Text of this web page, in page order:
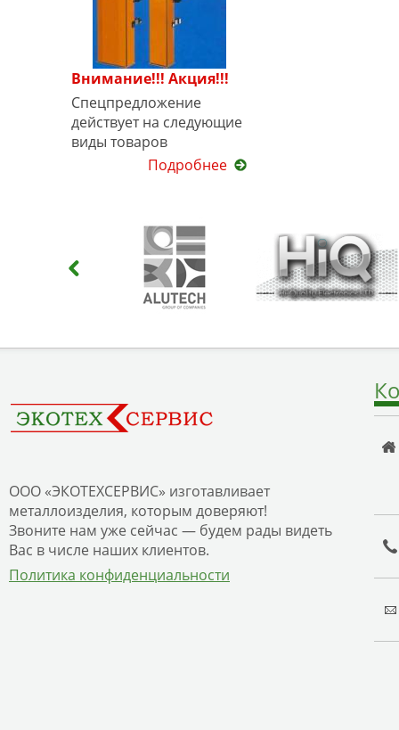
Внимание!!! Акция!!!
Спецпредложение
действует на следующие
виды товаров
Подробнее
ООО «ЭКОТЕХСЕРВИС» изготавливает
металлоизделия, которым доверяют!
Звоните нам уже сейчас — будем рады видеть
Вас в числе наших клиентов.
Политика конфиденциальности